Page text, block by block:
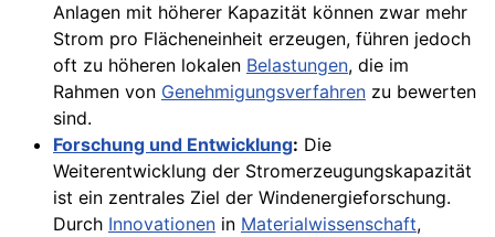
Anlagen mit höherer Kapazität können zwar mehr
Strom pro Flächeneinheit erzeugen, führen jedoch
oft zu höheren lokalen Belastungen, die im
Rahmen von Genehmigungsverfahren zu bewerten
sind.
Forschung und Entwicklung: Die
Weiterentwicklung der Stromerzeugungskapazität
ist ein zentrales Ziel der Windenergieforschung.
Durch Innovationen in Materialwissenschaft,